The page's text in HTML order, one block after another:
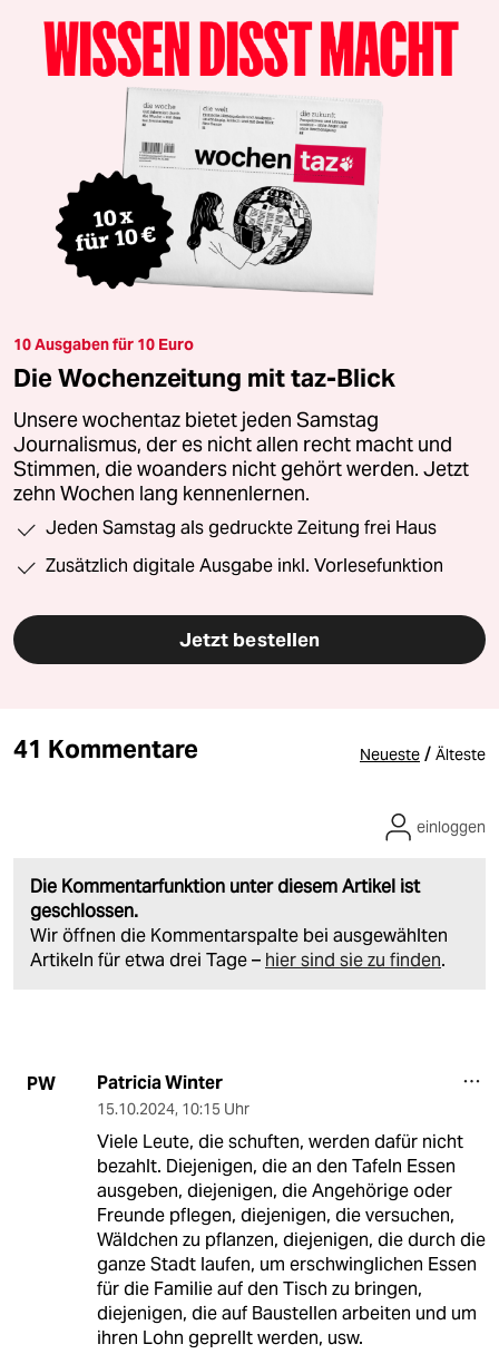
10 Ausgaben für 10 Euro
Die Wochenzeitung mit taz-Blick
Unsere wochentaz bietet jeden Samstag
Journalismus, der es nicht allen recht macht und
Stimmen, die woanders nicht gehört werden. Jetzt
zehn Wochen lang kennenlernen.
Jeden Samstag als gedruckte Zeitung frei Haus
Zusätzlich digitale Ausgabe inkl. Vorlesefunktion
Jetzt bestellen
41 Kommentare Neueste / Älteste
Die Kommentarfunktion unter diesem Artikel ist
geschlossen.
Wir öffnen die Kommentarspalte bei ausgewählten
Artikeln für etwa drei Tage – hier sind sie zu finden.
einloggen
PW Patricia Winter
15.10.2024, 10:15 Uhr
Viele Leute, die schuften, werden dafür nicht
bezahlt. Diejenigen, die an den Tafeln Essen
ausgeben, diejenigen, die Angehörige oder
Freunde pflegen, diejenigen, die versuchen,
Wäldchen zu pflanzen, diejenigen, die durch die
ganze Stadt laufen, um erschwinglichen Essen
für die Familie auf den Tisch zu bringen,
diejenigen, die auf Baustellen arbeiten und um
ihren Lohn geprellt werden, usw.